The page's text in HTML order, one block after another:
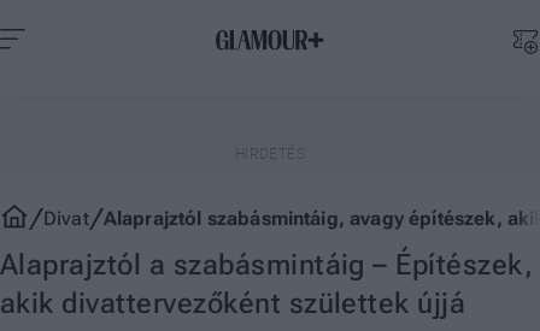
Divat Alaprajztól szabásmintáig, avagy építészek,
Alaprajztól a szabásmintáig – Építészek,
akik divattervezőként születtek újjá